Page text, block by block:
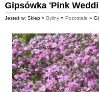
Gipsówka 'Pink
Jesteś w: Sklep » Byliny » Pozostałe »